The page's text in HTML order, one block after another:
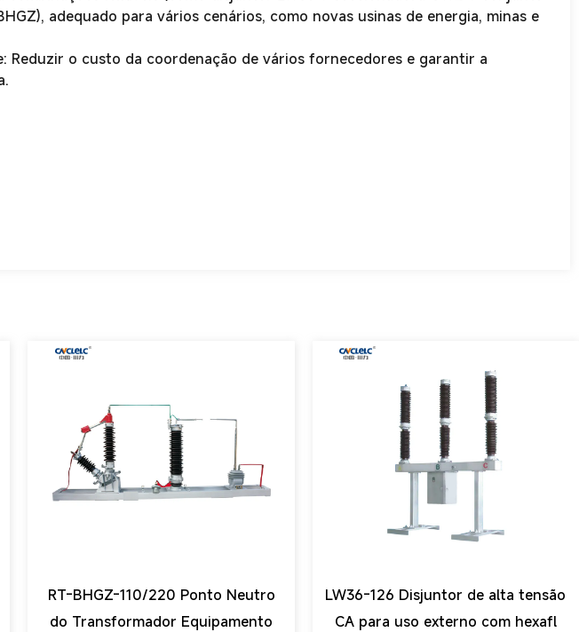
adequado para vários cenários, como novas usinas de energia, minas e
Reduzir o custo da coordenação de vários fornecedores e garantir a
RT-BHGZ-110/220 Ponto Neutro
do Transformador Equipamento
LW36-126 Disjuntor de alta tensão
CA para uso externo com hexafl